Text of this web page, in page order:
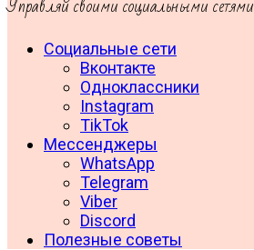
Социальные сети
Вконтакте
Одноклассники
Instagram
TikTok
Мессенджеры
WhatsApp
Telegram
Viber
Discord
Полезные советы